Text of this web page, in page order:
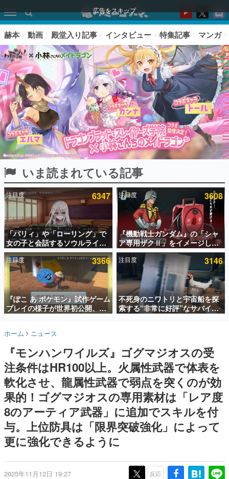
広告をスキップ
ピックアップ
電ファミのいま読まれている記事ランキング
アプリセール情報
インタビュー
連載・特集一覧
殿堂入り記事
SNS拡散数が数千以上！ ページビュー数万以上！ などな
ど。多くの人々に読まれた、電ファミ渾身の“殿堂入り”記
事をまとめました。
名作ゲームクリエイターの方々に製作時のエピソードをお
きます。
赫本
この物語を解いてはいけない。『赫本』は、〈試験問題〉
の形をした短編ホラー小説集です。
新世代に訊く
これからのデジタルゲーム市場を担う若きクリエイター達
の姿を追い、彼らのルーツと情熱を探っていきます。
ゲーム世代の作家たち
日本のコンテンツ産業やカルチャーに与えた影響を探る企
画です。
赫本 動画 殿堂入り記事 インタビュー 特集記事 マンガ
いま読まれている記事
注目度 6347
「パリィ」や「ローリング」で
女の子と会話するソウルライク
恋愛ゲーム『小早川さんはソウ
ルライク』無料公開。返事に失
敗すると「YOU DIED」
注目度 3608
『機動戦士ガンダム』の「シャ
ア専用ザクⅡ」をイメージした
散水ホースリールが予約開始。
本体にはシャアのパーソナルマ
ークやジオン公国軍のエンブレ
ム、型式番号などを配置
注目度 3366
『ぽこ あ ポケモン』試作ゲーム
プレイの様子が世界初公開、貴
重な企画書の一部も見れちゃ
が開発秘話を語る動画がゲーム
注目度 3146
不死身のニワトリと宇宙船を探
索する“非常に好評”なサバイバ
ルゲーム『Breathedge』が無
ホーム ニュース
『モンハンワイルズ』ゴグマジオスの受
注条件はHR100以上。火属性武器で体表を
軟化させ、龍属性武器で弱点を突くのが効
果的！ゴグマジオスの専用素材は「レア度
8のアーティア武器」に追加でスキルを付
与。上位防具は「限界突破強化」によって
更に強化できるように
2025年11月12日 19:27 反応